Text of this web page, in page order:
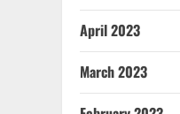
April 2023
March 2023